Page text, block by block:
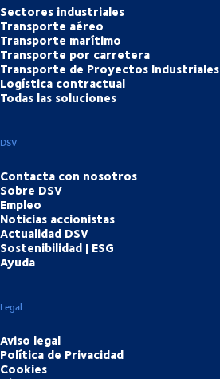
Sectores industriales
Transporte aéreo
Transporte marítimo
Transporte por carretera
Transporte de Proyectos Industriales
Logística contractual
Todas las soluciones
DSV
Contacta con nosotros
Sobre DSV
Empleo
Noticias accionistas
Actualidad DSV
Sostenibilidad | ESG
Ayuda
Legal
Aviso legal
Política de Privacidad
Cookies